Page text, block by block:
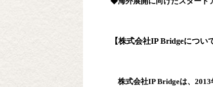
【株式会社IP Bridgeについ
株式会社IP Bridgeは、2013